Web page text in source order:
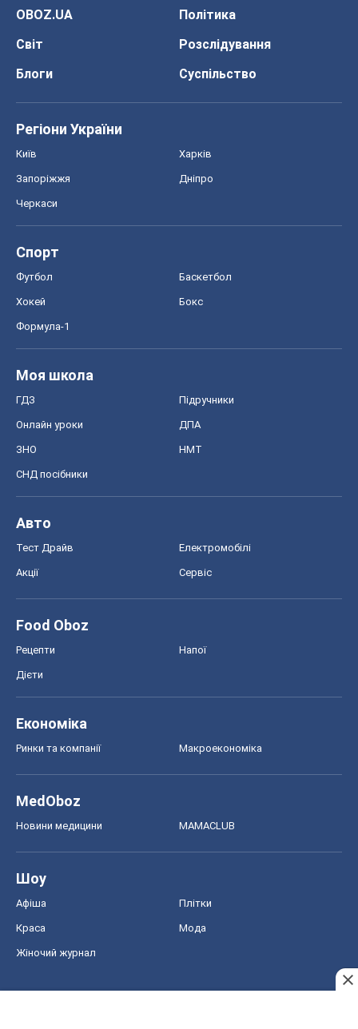
OBOZ.UA
Політика
Світ
Розслідування
Блоги
Суспільство
Регіони України
Київ Харків
Запоріжжя Дніпро
Черкаси
Спорт
Футбол Баскетбол
Хокей Бокс
Формула-1
Моя школа
ГДЗ Підручники
Онлайн уроки ДПА
ЗНО НМТ
СНД посібники
Авто
Тест Драйв Електромобілі
Акції Сервіс
Food Oboz
Рецепти Напої
Дієти
Економіка
Ринки та компанії Макроекономіка
MedOboz
Новини медицини MAMACLUB
Шоу
Афіша Плітки
Краса Мода
Жіночий журнал